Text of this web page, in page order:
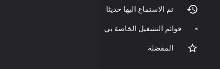
تم الاستماع اليها حديثا
قوائم التشغيل الخاصة بي
المفضلة